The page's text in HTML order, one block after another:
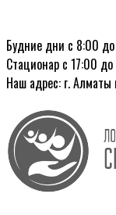
Будние дни с 8:00
Стационар с 17:00
Наш адрес: г. Алматы